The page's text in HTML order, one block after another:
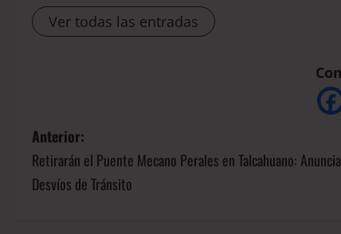
Ver todas las entradas
Anterior:
Retirarán el Puente Mecano Perales en Talcahuano:
Desvíos de Tránsito